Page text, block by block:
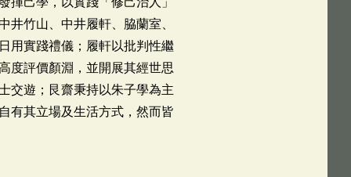
竹山、中井履軒、脇蘭室、
用實踐禮儀；履軒以批判性繼
度評價顏淵，並開展其經世思
交遊；艮齋秉持以朱子學為主
有其立場及生活方式，然而皆